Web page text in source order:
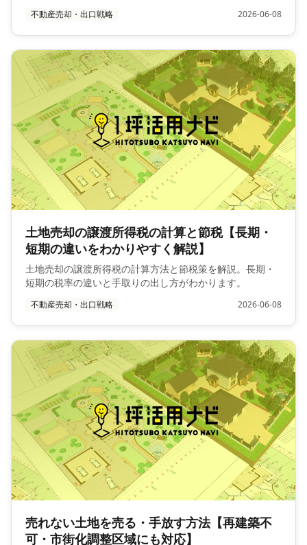
不動産売却・出口戦略 2026-06-08
土地売却の譲渡所得税の計算と節税【長期・
短期の違いをわかりやすく解説】
土地売却の譲渡所得税の計算方法と節税策を解説。長期・
短期の税率の違いと手取りの出し方がわかります。
不動産売却・出口戦略 2026-06-08
売れない土地を売る・手放す方法【再建築不
可・市街化調整区域にも対応】